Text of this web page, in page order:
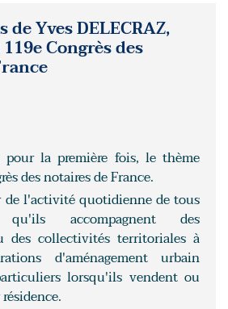
Yves DELECRAZ,
Congrès des
la première fois, le thème
des notaires de France.
l'activité quotidienne de tous
accompagnent des
des collectivités territoriales à
d'aménagement urbain
lorsqu'ils vendent ou